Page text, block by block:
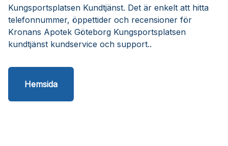
Kungsportsplatsen Kundtjänst. Det är enkelt att hitta
telefonnummer, öppettider och recensioner för
Kronans Apotek Göteborg Kungsportsplatsen
kundtjänst kundservice och support..
Hemsida